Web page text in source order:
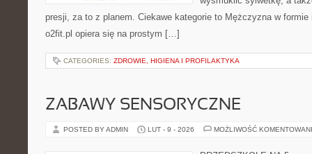
presji, za to z planem. Ciekawe kategorie to Mężczyzna w
o2fit.pl opiera się na prostym […]
CATEGORIES: ZDROWIE, HIGIENA I PROFILAKTYKA
ZABAWY SENSORYCZNE
POSTED BY ADMIN LUT - 9 - 2026 MOŻLIWOŚĆ